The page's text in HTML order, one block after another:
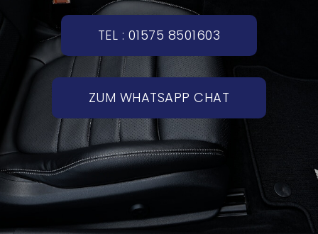
TEL : 01575 8501603
ZUM WHATSAPP CHAT